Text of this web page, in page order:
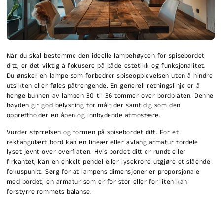
Når du skal bestemme den ideelle lampehøyden for spisebordet
ditt, er det viktig å fokusere på både estetikk og funksjonalitet.
Du ønsker en lampe som forbedrer spiseopplevelsen uten å hindre
utsikten eller føles påtrengende. En generell retningslinje er å
henge bunnen av lampen 30 til 36 tommer over bordplaten. Denne
høyden gir god belysning for måltider samtidig som den
opprettholder en åpen og innbydende atmosfære.
Vurder størrelsen og formen på spisebordet ditt. For et
rektangulært bord kan en lineær eller avlang armatur fordele
lyset jevnt over overflaten. Hvis bordet ditt er rundt eller
firkantet, kan en enkelt pendel eller lysekrone utgjøre et slående
fokuspunkt. Sørg for at lampens dimensjoner er proporsjonale
med bordet; en armatur som er for stor eller for liten kan
forstyrre rommets balanse.